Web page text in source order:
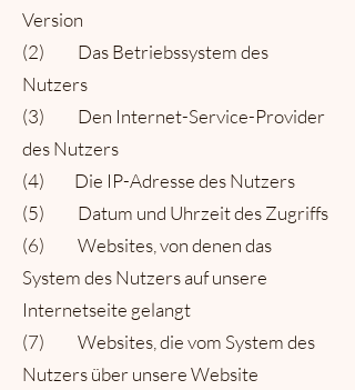
Version
(2) Das Betriebssystem des
Nutzers
(3) Den Internet-Service-Provider
des Nutzers
(4) Die IP-Adresse des Nutzers
(5) Datum und Uhrzeit des Zugriffs
(6) Websites, von denen das
System des Nutzers auf unsere
Internetseite gelangt
(7) Websites, die vom System des
Nutzers über unsere Website